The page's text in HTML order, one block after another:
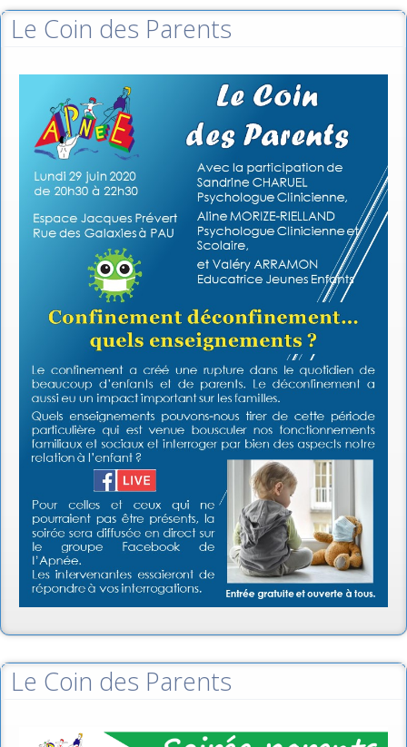
Le Coin des Parents
Le Coin des Parents